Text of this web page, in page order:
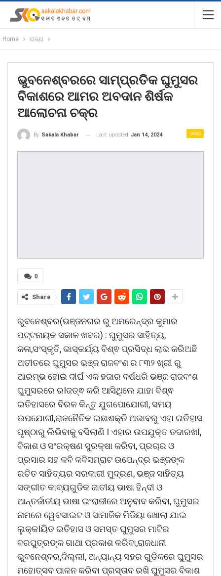
Home ରାଜ୍ୟ
ଭୁବନେଶ୍ବରରେ ସାମ୍ପ୍ରତିକ ଘୁମୁସର
ବିକାଶରେ ଆମର ଅବଦାନ ଶିର୍ଷକ
ଆଲୋଚନା ଚକ୍ର
ରାଜ୍ୟ
By Sakala Khabar Last updated Jan 14, 2024
0
Share
ଭୁବନେଶ୍ବର(ଭଞ୍ଜନଗର ରୁ ଅମରେନ୍ଦ୍ର କୁମାର
ପଟ୍ଟନାୟକ ସକାଳ ଖବର) : ଘୁମୁସର ସାହିତ୍ୟ,
କଳା,ସଂସ୍କୃତି, ଭାସ୍କର୍ଯ୍ୟ ବିଶ୍ଵ ପ୍ରସିଦ୍ଧ ଲାଭ କରିଅଛି
ଅତୀତରେ ଘୁମୁସର ଭଞ୍ଜ ରାଜବଂଶ ର ୮୩୨ ଖ୍ରୀ ରୁ
ଆରମ୍ଭ ହୋଇ ଦୀର୍ଘ ଏକ ହଜାର ବର୍ଷଧରି ଭଞ୍ଜ ରାଜବଂଶ
ଘୁମୁସରରେ ରIଜତ୍ଵ କରି ଆସିଥିଲେ ଯାହା ବିଶ୍ଵ
ଇତିହାସରେ ବିରଳ କିନ୍ତୁ ଯୁଗପୋଯୋଗୀ, ସମୟ
ଉପଯୋଗୀ,ରାଜନୈତିକ ଇଛାଶକ୍ତି ଅଭାବରୁ ଏହା ଇତିହାସ
ପୃଷ୍ଠାରୁ ଲିଭିବାକୁ ବସିଲାଣି I ଏହାର ଉପଯୁକ୍ତ ତଦାରଖI,
ବିକାଶ ଓ ସଂରକ୍ଷଣ ସୁରକ୍ଷା କରିବା, ପ୍ରଚାର ଓ
ପ୍ରସାର ସହ କବି କବିସମ୍ରାଟ ଉପେନ୍ଦ୍ର ଭଞ୍ଜଙ୍କ
ରଚିତ ସାହିତ୍ୟର ସରକାରୀ ମୁଦ୍ରଣ, ଭଞ୍ଜ ସାହିତ୍ୟ
ସଙ୍ଗୀତ କାବ୍ୟଗୁଡିକ ଜାତୀୟ ଭାଷା ହିନ୍ଦୀ ଓ
ଆନ୍ତର୍ଜାତୀୟ ଭାଷା ଇଂରାଜୀରେ ଅନୁବାଦ କରିବା, ଘୁମୁସର
ନାମରେ ୱେବସାଇଟ ଓ ସାମାଜିକ ମିଡିୟା ଖୋଲା ଯାଇ
ଲୁକ୍କIୟିତ ଇତିହାସ ଓ ସମସ୍ତ ଘୁମୁସର ମାଟିର
ବରପୁତ୍ରଙ୍କ ଗାଥା ପ୍ରକାଶ କରିବା,ରାଜଧାନୀ
ଭୁବନେଶ୍ବର,ଦିଲ୍ଲୀ, ଅନ୍ୟାନ୍ୟ ସହର ଗୁଡିକରେ ଘୁମୁସର
ମହୋତ୍ସବ ପାଳନ କରିବା ପ୍ରସ୍ତାବ ରଖି ଘୁମୁସର ବିକାଶ